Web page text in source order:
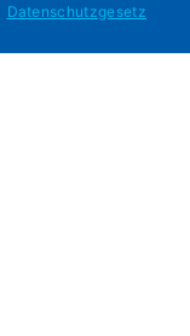
Datenschutzgesetz